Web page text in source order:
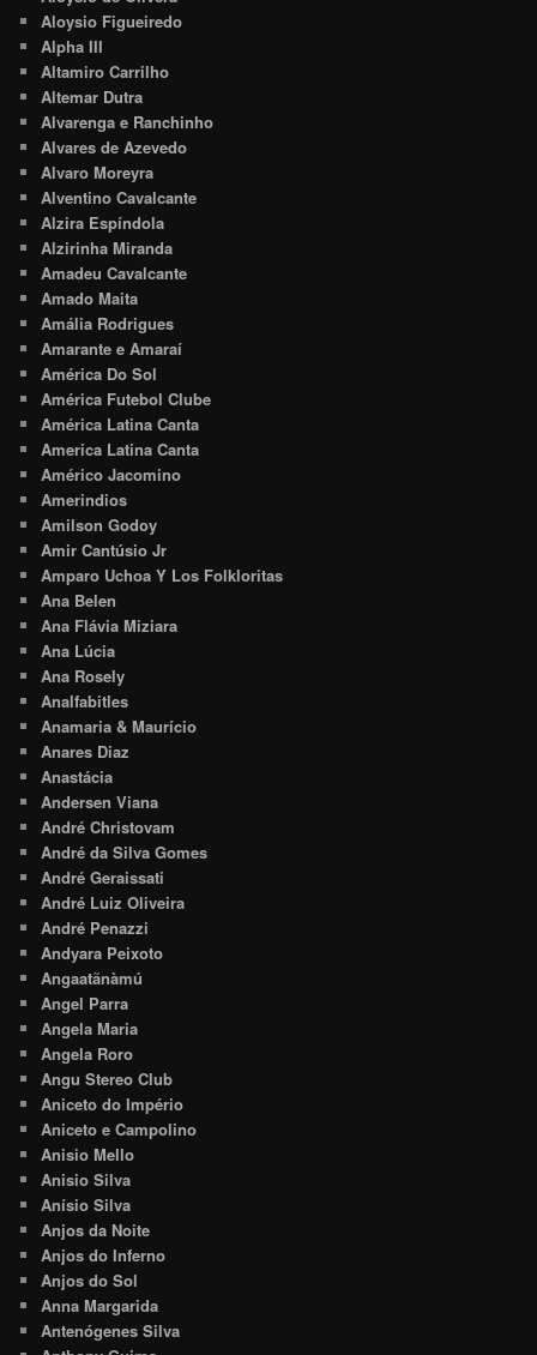
Aloysio Figueiredo
Alpha III
Altamiro Carrilho
Altemar Dutra
Alvarenga e Ranchinho
Alvares de Azevedo
Alvaro Moreyra
Alventino Cavalcante
Alzira Espíndola
Alzirinha Miranda
Amadeu Cavalcante
Amado Maita
Amália Rodrigues
Amarante e Amaraí
América Do Sol
América Futebol Clube
América Latina Canta
America Latina Canta
Américo Jacomino
Amerindios
Amilson Godoy
Amir Cantúsio Jr
Amparo Uchoa Y Los Folkloritas
Ana Belen
Ana Flávia Miziara
Ana Lúcia
Ana Rosely
Analfabitles
Anamaria & Maurício
Anares Diaz
Anastácia
Andersen Viana
André Christovam
André da Silva Gomes
André Geraissati
André Luiz Oliveira
André Penazzi
Andyara Peixoto
Angaatãnàmú
Angel Parra
Angela Maria
Angela Roro
Angu Stereo Club
Aniceto do Império
Aniceto e Campolino
Anisio Mello
Anisio Silva
Anísio Silva
Anjos da Noite
Anjos do Inferno
Anjos do Sol
Anna Margarida
Antenógenes Silva